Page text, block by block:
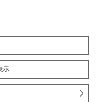
示